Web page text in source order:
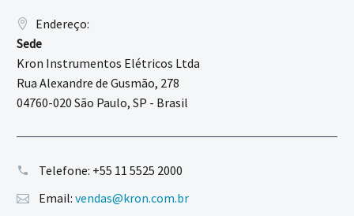
Endereço:
Sede
Kron Instrumentos Elétricos Ltda
Rua Alexandre de Gusmão, 278
04760-020 São Paulo, SP - Brasil
Telefone: +55 11 5525 2000
Email: vendas@kron.com.br